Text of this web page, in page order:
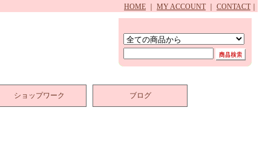
HOME MY ACCOUNT CONTACT
ショップワーク ブログ